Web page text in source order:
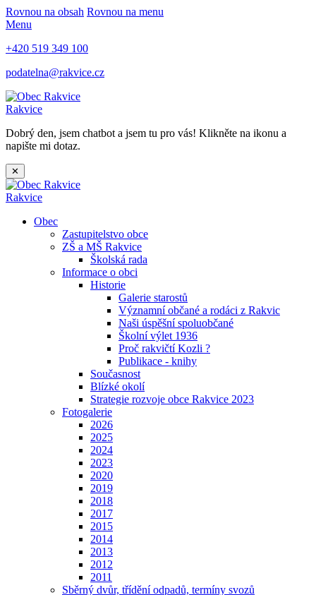
Rovnou na obsah Rovnou na menu
Menu
+420 519 349 100
podatelna@rakvice.cz
Rakvice
Dobrý den, jsem chatbot a jsem tu pro vás! Klikněte na ikonu a
napište mi dotaz.
✕
Rakvice
Obec
Zastupitelstvo obce
ZŠ a MŠ Rakvice
Školská rada
Informace o obci
Historie
Galerie starostů
Významní občané a rodáci z Rakvic
Naši úspěšní spoluobčané
Školní výlet 1936
Proč rakvičtí Kozli ?
Publikace - knihy
Současnost
Blízké okolí
Strategie rozvoje obce Rakvice 2023
Fotogalerie
2026
2025
2024
2023
2020
2019
2018
2017
2015
2014
2013
2012
2011
Sběrný dvůr, třídění odpadů, termíny svozů